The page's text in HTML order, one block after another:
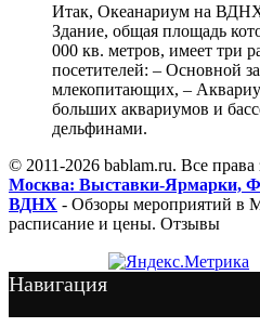
Итак, Океанариум на
Здание, общая площадь
000 кв. метров, имеет три
посетителей: – Основной
млекопитающих, –
больших аквариумов и
дельфинами.
© 2011-2026 bablam.ru. Все
Москва: Выставки-Ярмарки,
ВДНХ - Обзоры мероприятий в
расписание и цены. Отзывы
Навигация